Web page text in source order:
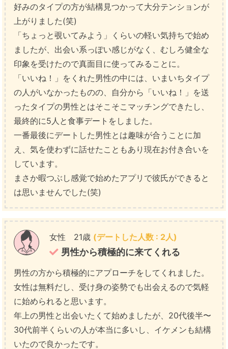
好みのタイプの方が結構見つかって大分テンションが
上がりました(笑)
「ちょっと覗いてみよう」くらいの軽い気持ちで始め
ましたが、出会い系っぽい感じがなく、むしろ健全な
印象を受けたので真面目に使ってみることに。
「いいね！」をくれた男性の中には、いまいちタイプ
の人がいなかったものの、自分から「いいね！」を送
ったタイプの男性とはそこそこマッチングできたし、
最終的に5人と食事デートをしました。
一番最後にデートした男性とは趣味が合うことに加
え、気を使わずに話せたこともあり現在お付き合いを
しています。
まさか暇つぶし感覚で始めたアプリで彼氏ができると
は思いませんでした(笑)
女性 21歳 (デートした人数 : 2人)
男性から積極的に来てくれる
男性の方から積極的にアプローチをしてくれました。
女性は無料だし、受け身の姿勢でも出会えるので気軽
に始められると思います。
年上の男性と出会いたくて始めましたが、20代後半〜
30代前半くらいの人が本当に多いし、イケメンも結構
いたので良かったです。